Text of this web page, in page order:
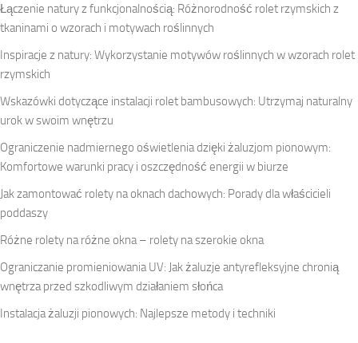
Łączenie natury z funkcjonalnością: Różnorodność rolet rzymskich z
tkaninami o wzorach i motywach roślinnych
Inspiracje z natury: Wykorzystanie motywów roślinnych w wzorach rolet
rzymskich
Wskazówki dotyczące instalacji rolet bambusowych: Utrzymaj naturalny
urok w swoim wnętrzu
Ograniczenie nadmiernego oświetlenia dzięki żaluzjom pionowym:
Komfortowe warunki pracy i oszczędność energii w biurze
Jak zamontować rolety na oknach dachowych: Porady dla właścicieli
poddaszy
Różne rolety na różne okna – rolety na szerokie okna
Ograniczanie promieniowania UV: Jak żaluzje antyrefleksyjne chronią
wnętrza przed szkodliwym działaniem słońca
Instalacja żaluzji pionowych: Najlepsze metody i techniki